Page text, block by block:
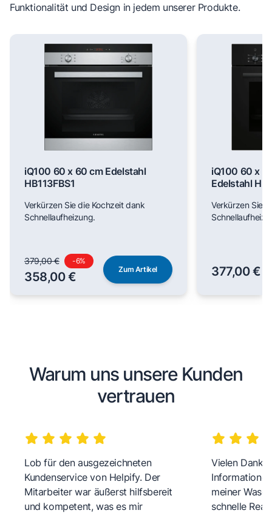
Funktionalität und Design in jedem unserer Produkte.
iQ100 60 x 60 cm Edelstahl
HB113FBS1
Verkürzen Sie die Kochzeit dank
Schnellaufheizung.
379,00 € -6%
358,00 €
Zum Artikel
iQ100 60 x
Edelstahl
Verkürzen Sie
377,00 €
Warum uns unsere Kunden
vertrauen
Lob für den ausgezeichneten
Kundenservice von Helpify. Der
Mitarbeiter war äußerst hilfsbereit
und kompetent, was es mir
Vielen Dank
meiner
schnelle